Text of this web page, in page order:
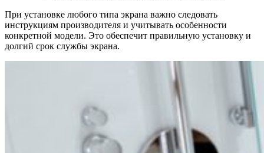
При установке любого типа экрана важно следовать
инструкциям производителя и учитывать особенности
конкретной модели. Это обеспечит правильную установку и
долгий срок службы экрана.